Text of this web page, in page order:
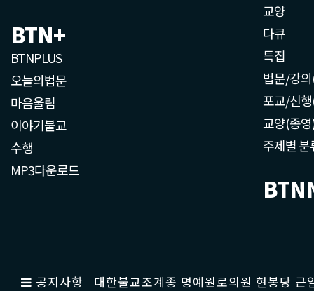
BTN+
BTNPLUS
오늘의법문
마음울림
이야기불교
수행
MP3다운로드
교양
다큐
특집
법문/강
포교/신
교양(종
주제별 분
공지사항 대한불교조계종 명예원로의원 현봉당